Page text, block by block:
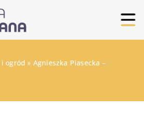
i ogród » Agnieszka Piasecka –